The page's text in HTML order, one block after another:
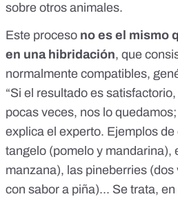
sobre otros animales.
Este proceso no es el mismo
en una hibridación, que
normalmente compatibles,
“Si el resultado es
pocas veces, nos lo
explica el experto. Ejemplos de
tangelo (pomelo y mandarina),
manzana), las pineberries (dos
con sabor a piña)... Se trata,